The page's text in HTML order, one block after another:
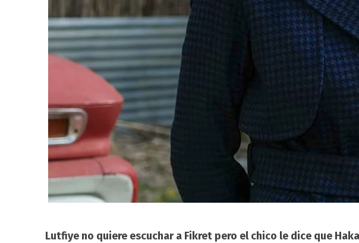
Lutfiye no quiere escuchar a Fikret pero el chico le dice que